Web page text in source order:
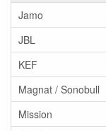
Jamo
JBL
KEF
Magnat / Sonobull
Mission